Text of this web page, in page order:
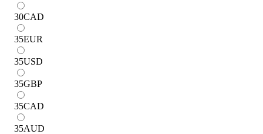
30CAD
35EUR
35USD
35GBP
35CAD
35AUD